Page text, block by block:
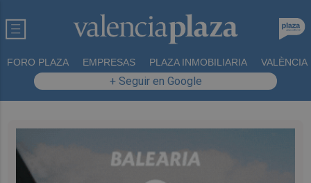
FORO PLAZA EMPRESAS PLAZA INMOBILIARIA VALÈNCIA
+ Seguir en Google